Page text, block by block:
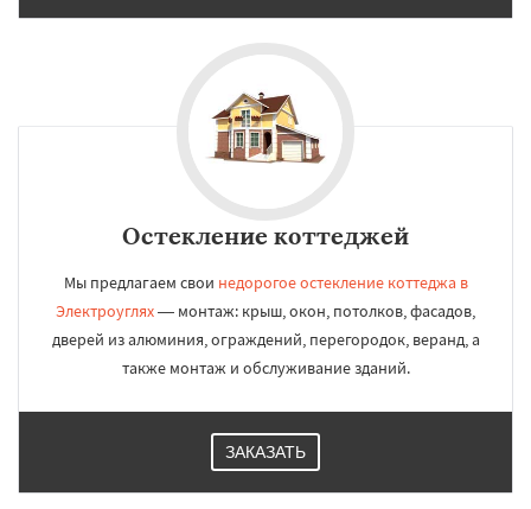
Остекление коттеджей
Мы предлагаем свои недорогое остекление коттеджа в
Электроуглях— монтаж: крыш, окон, потолков, фасадов,
дверей из алюминия, ограждений, перегородок, веранд, а
также монтаж и обслуживание зданий.
ЗАКАЗАТЬ